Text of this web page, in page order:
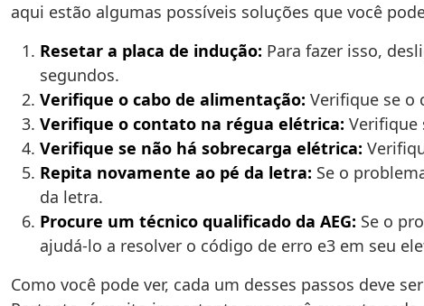
aqui estão algumas possíveis soluções que você
Resetar a placa de indução: Para fazer isso,
segundos.
Verifique o cabo de alimentação: Verifique se o
Verifique o contato na régua elétrica: Verifique
Verifique se não há sobrecarga elétrica:
Repita novamente ao pé da letra: Se o
da letra.
Procure um técnico qualificado da AEG: Se o
ajudá-lo a resolver o código de erro e3 em seu
Como você pode ver, cada um desses passos deve